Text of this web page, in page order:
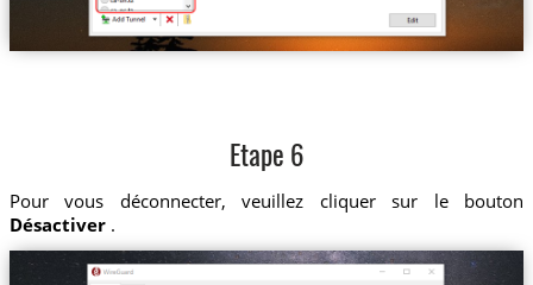
Etape 6
Pour vous déconnecter, veuillez cliquer sur le bouton
Désactiver.